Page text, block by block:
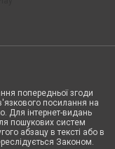
попередньої згоди
посилання на
Для інтернет-видань
пошукових систем
абзацу в тексті або в
Законом.